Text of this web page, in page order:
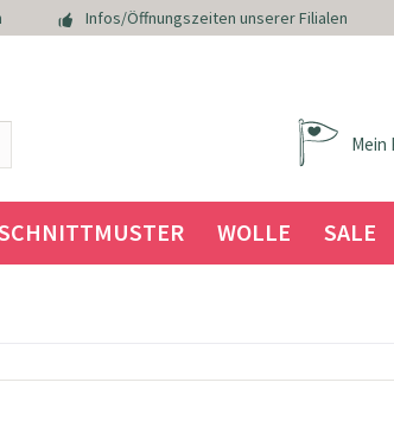
Infos/Öffnungszeiten unserer Filialen
Mein
WOLLE SALE